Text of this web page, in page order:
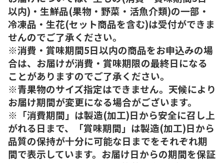
以内)・生鮮品(果物・野菜・活魚介類)の一部・
冷凍品・生花(セット商品を含む)は受付ができま
せんのでご了承ください。
※消費・賞味期間5日以内の商品をお申込みの場
合は、お届けが消費・賞味期限の最終日になる
ことがありますのでご了承ください。
※青果物のサイズ指定はできません。天候により
お届け期間が変更になる場合がございます。
※「消費期間」は製造(加工)日から安全に召し上
がれる日まで、「賞味期間」は製造(加工)日から
品質の保持が十分に可能な日までをそれぞれ期
間で表示しています。お届け日からの期間を保証